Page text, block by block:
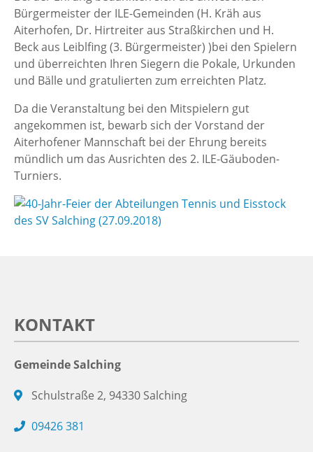
Bürgermeister der ILE-Gemeinden (H. Kräh aus
Aiterhofen, Dr. Hirtreiter aus Straßkirchen und H.
Beck aus Leiblfing (3. Bürgermeister) )bei den Spielern
und überreichten Ihren Siegern die Pokale, Urkunden
und Bälle und gratulierten zum erreichten Platz.
Da die Veranstaltung bei den Mitspielern gut
angekommen ist, bewarb sich der Vorstand der
Aiterhofener Mannschaft bei der Ehrung bereits
mündlich um das Ausrichten des 2. ILE-Gäuboden-
Turniers.
KONTAKT
Gemeinde Salching
Schulstraße 2, 94330 Salching
09426 381